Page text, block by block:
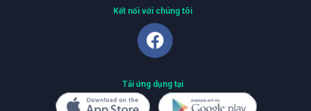
Kết nối với chúng tôi
Tải ứng dụng tại